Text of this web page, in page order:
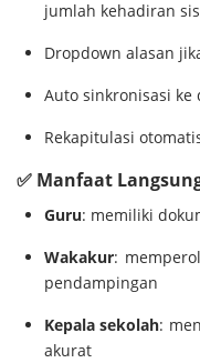
jumlah kehadiran
Dropdown alasan
Auto sinkronisasi ke
Rekapitulasi
✅ Manfaat
Guru: memiliki
Wakakur:
pendampingan
Kepala sekolah:
akurat